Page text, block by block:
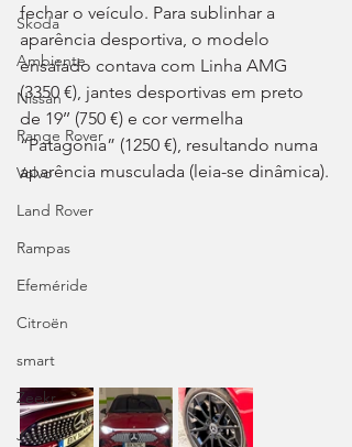
Skoda
Ambiente
Nissan
Range Rover
Volvo
Land Rover
Rampas
Efeméride
Citroën
smart
Zeekr
Jaguar
fechar o veículo. Para sublinhar a
aparência desportiva, o modelo
ensaiado contava com Linha AMG
(3350 €), jantes desportivas em preto
de 19’’ (750 €) e cor vermelha
“Patagónia” (1250 €), resultando numa
aparência musculada (leia-se dinâmica).